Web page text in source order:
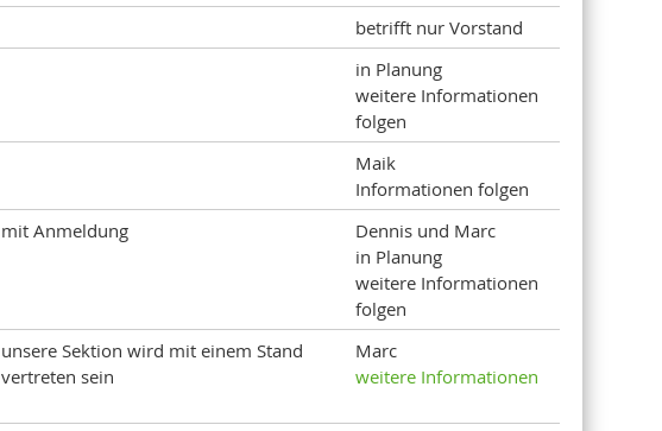
betrifft nur Vorstand
in Planung
weitere Informationen
folgen
Maik
Informationen folgen
mit Anmeldung
Dennis und Marc
in Planung
weitere Informationen
folgen
unsere Sektion wird mit einem Stand
vertreten sein
Marc
weitere Informationen